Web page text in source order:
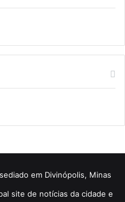
em Divinópolis, Minas
site de notícias da cidade e